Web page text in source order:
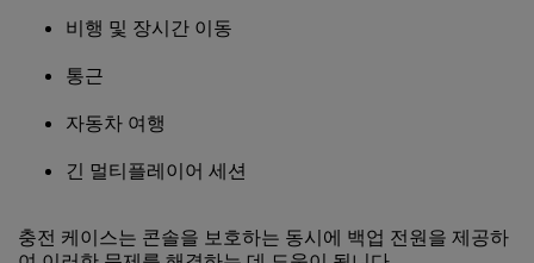
비행 및 장시간 이동
통근
자동차 여행
긴 멀티플레이어 세션
충전 케이스는 콘솔을 보호하는 동시에 백업 전원을 제공하